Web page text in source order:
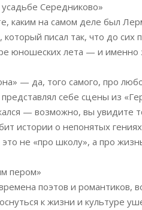
Середниково»
каким на самом деле был
писал так, что до сих
юношеских лета — и
— да, того самого, про
себе сцены из
— возможно, вы увидите
истории о непонятых
не «про школу», а про
пером»
поэтов и романтиков,
к жизни и культуре